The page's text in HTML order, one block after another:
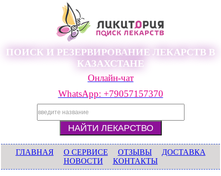
ПОИСК И РЕЗЕРВИРОВАНИЕ ЛЕКАРСТВ В
КАЗАХСТАНЕ
Онлайн-чат
WhatsApp: +79057157370
ГЛАВНАЯ О СЕРВИСЕ ОТЗЫВЫ
ДОСТАВКА
НОВОСТИ
КОНТАКТЫ